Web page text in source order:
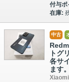
付与ポ
在庫:
中古
トグ
各サ
ます。
Xiaomi